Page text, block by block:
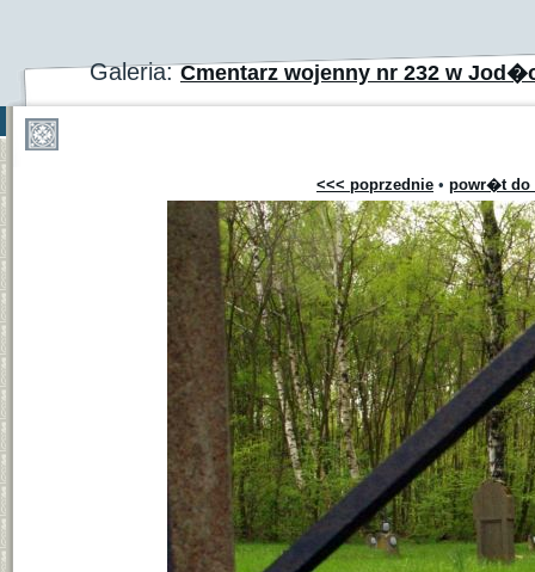
Galeria:Cmentarz wojenny nr 232 w
<<< poprzednie • powr�t do